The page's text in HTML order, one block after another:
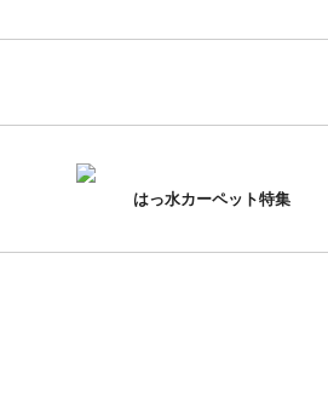
はっ水カーペット特集